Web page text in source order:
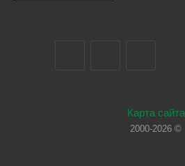
Карта сайта
2000-2026 ©